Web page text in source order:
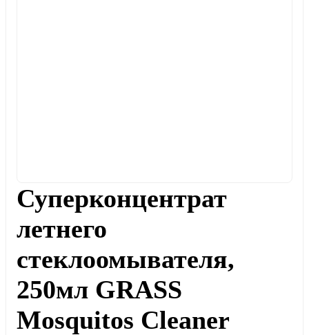
Суперконцентрат
летнего
стеклоомывателя,
250мл GRASS
Mosquitos Cleaner